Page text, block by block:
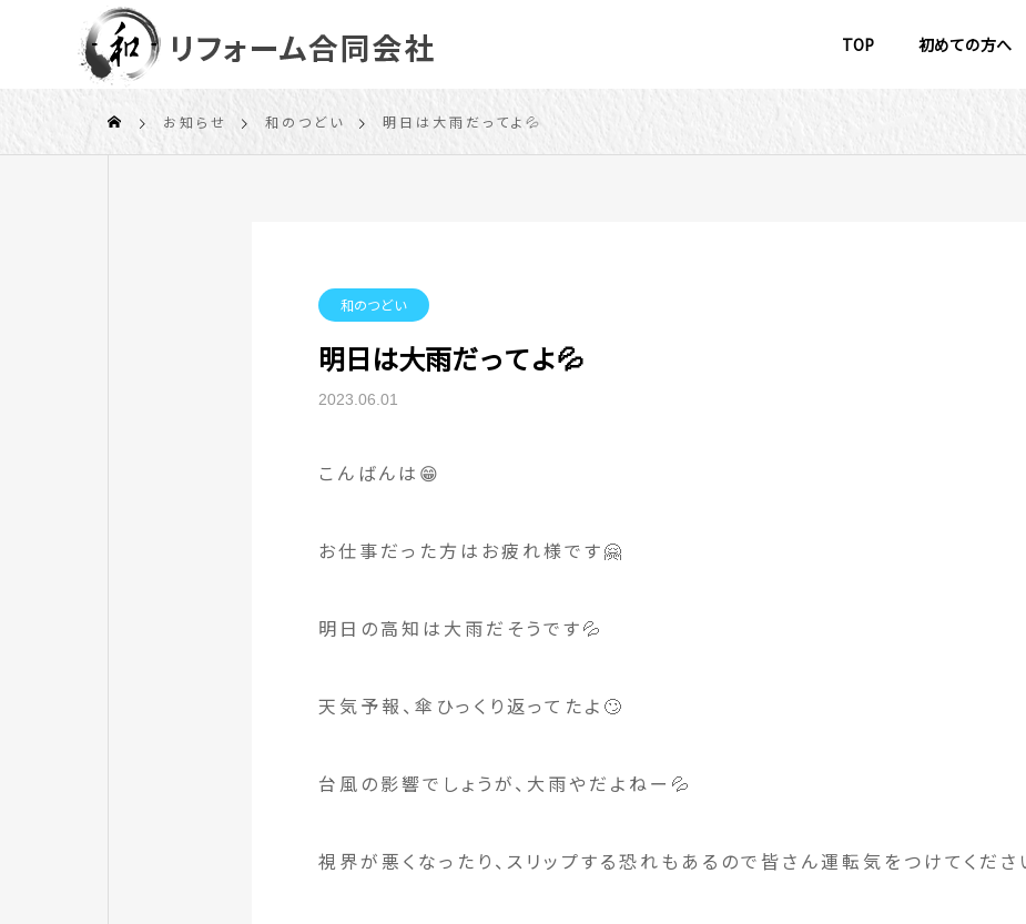
TOP 初めての方へ
お知らせ 和のつどい 明日は大雨だってよ💦
和のつどい
明日は大雨だってよ💦
2023.06.01
こんばんは😁
お仕事だった方はお疲れ様です🤗
明日の高知は大雨だそうです💦
天気予報、傘ひっくり返ってたよ🙄
台風の影響でしょうが、大雨やだよねー💦
視界が悪くなったり、スリップする恐れもあるので皆さん運転気をつけてくださ